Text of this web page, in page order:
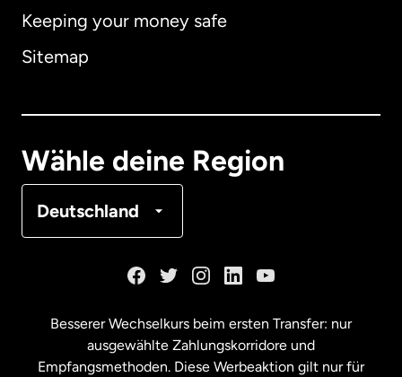
Keeping your money safe
Sitemap
Wähle deine Region
Deutschland
Australien
Malaysia
Besserer Wechselkurs beim ersten Transfer: nur
ausgewählte Zahlungskorridore und
Empfangsmethoden. Diese Werbeaktion gilt nur für